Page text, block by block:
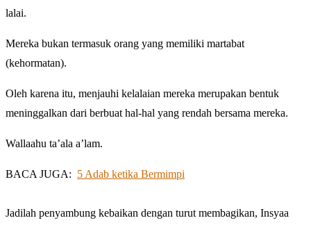
lalai.
Mereka bukan termasuk orang yang memiliki martabat
(kehormatan).
Oleh karena itu, menjauhi kelalaian mereka merupakan bentuk
meninggalkan dari berbuat hal-hal yang rendah bersama mereka.
Wallaahu ta’ala a’lam.
BACA JUGA: 5 Adab ketika Bermimpi
Jadilah penyambung kebaikan dengan turut membagikan, Insyaa